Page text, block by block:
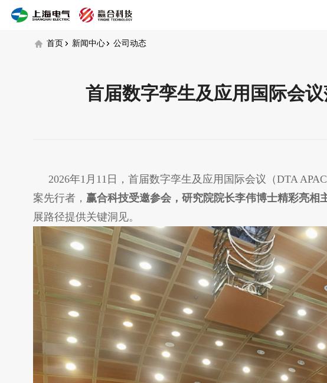
DTA
APAC
首页 新闻中心 公司动态
首届数字孪生及应用国际会
2026年1月11日，首届数字孪生及应用国际会议（DTA
案先行者， 赢合科技受邀参会，研究院院长李伟博士精彩亮
展路径提供关键洞见。